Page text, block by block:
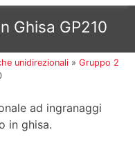
Ghisa GP210
unidirezionali »Gruppo 2
ad ingranaggi
in ghisa.